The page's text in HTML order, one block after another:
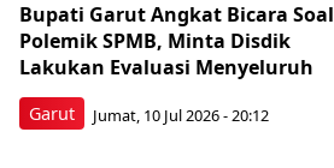
Garut
Bupati Garut Angkat Bicara Soal
Polemik SPMB, Minta Disdik
Lakukan Evaluasi Menyeluruh
Jumat, 10 Jul 2026 - 20:12